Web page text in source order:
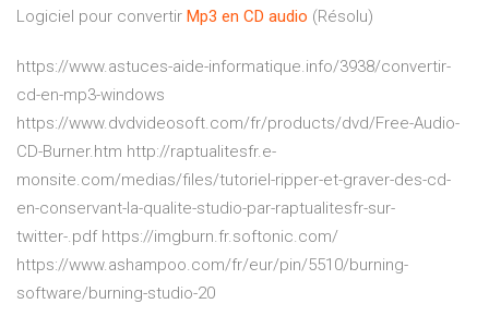
Logiciel pour convertir Mp3 en CD audio (Résolu)
https://www.astuces-aide-informatique.info/3938/convertir-
cd-en-mp3-windows
https://www.dvdvideosoft.com/fr/products/dvd/Free-Audio-
CD-Burner.htm http://raptualitesfr.e-
monsite.com/medias/files/tutoriel-ripper-et-graver-des-cd-
en-conservant-la-qualite-studio-par-raptualitesfr-sur-
twitter-.pdf https://imgburn.fr.softonic.com/
https://www.ashampoo.com/fr/eur/pin/5510/burning-
software/burning-studio-20